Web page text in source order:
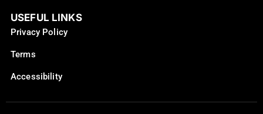
USEFUL LINKS
Privacy Policy
Terms
Accessibility